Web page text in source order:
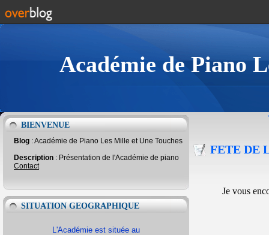
Académie de Piano
BIENVENUE
Blog : Académie de Piano Les Mille et Une Touches
Description : Présentation de l'Académie de piano
Contact
SITUATION GEOGRAPHIQUE
L'Académie est située au
FETE DE
Je vous